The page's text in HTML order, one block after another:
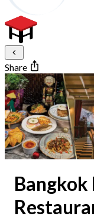
Share